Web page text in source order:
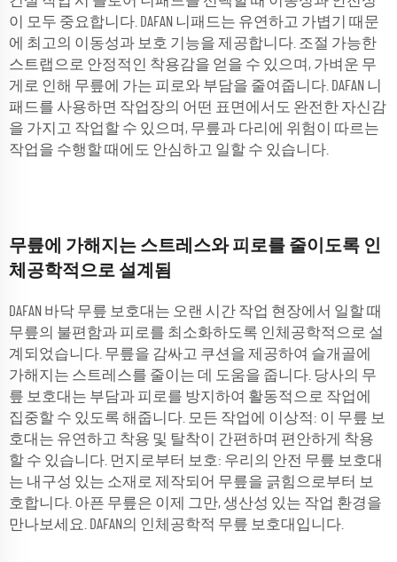
이 모두 중요합니다. DAFAN 니패드는 유연하고 가볍기 때문
에 최고의 이동성과 보호 기능을 제공합니다. 조절 가능한
스트랩으로 안정적인 착용감을 얻을 수 있으며, 가벼운 무
게로 인해 무릎에 가는 피로와 부담을 줄여줍니다. DAFAN 니
패드를 사용하면 작업장의 어떤 표면에서도 완전한 자신감
을 가지고 작업할 수 있으며, 무릎과 다리에 위험이 따르는
작업을 수행할 때에도 안심하고 일할 수 있습니다.
무릎에 가해지는 스트레스와 피로를 줄이도록 인
체공학적으로 설계됨
DAFAN 바닥 무릎 보호대는 오랜 시간 작업 현장에서 일할 때
무릎의 불편함과 피로를 최소화하도록 인체공학적으로 설
계되었습니다. 무릎을 감싸고 쿠션을 제공하여 슬개골에
가해지는 스트레스를 줄이는 데 도움을 줍니다. 당사의 무
릎 보호대는 부담과 피로를 방지하여 활동적으로 작업에
집중할 수 있도록 해줍니다. 모든 작업에 이상적: 이 무릎 보
호대는 유연하고 착용 및 탈착이 간편하며 편안하게 착용
할 수 있습니다. 먼지로부터 보호: 우리의 안전 무릎 보호대
는 내구성 있는 소재로 제작되어 무릎을 긁힘으로부터 보
호합니다. 아픈 무릎은 이제 그만, 생산성 있는 작업 환경을
만나보세요. DAFAN의 인체공학적 무릎 보호대입니다.